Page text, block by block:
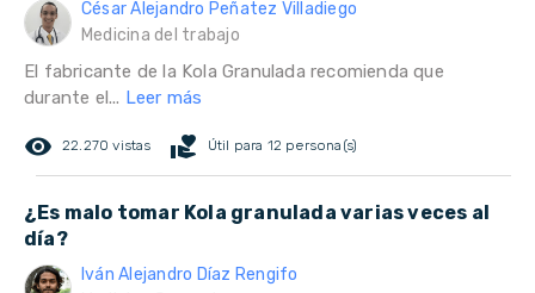
César Alejandro Peñatez Villadiego
Medicina del trabajo
El fabricante de la Kola Granulada recomienda que
durante el... Leer más
remove_red_eye 22.270 vistas volunteer_activism Útil para 12 persona(s)
¿Es malo tomar Kola granulada varias veces al
día?
Iván Alejandro Díaz Rengifo